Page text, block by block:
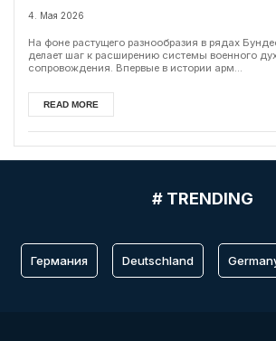
4. Мая 2026
На фоне растущего разнообразия в рядах
делает шаг к расширению системы военного
сопровождения. Впервые в истории арм...
READ MORE
# TRENDING
Германия Deutschland